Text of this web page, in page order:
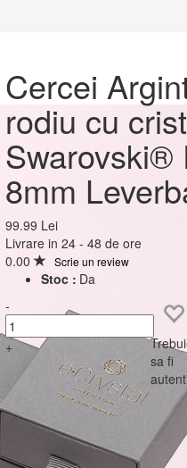
placat cu
Swarovski®
Cercei
rodiu cu
Swarovski®
8mm
99.99 Lei
Livrare in 24 - 48 de ore
0.00
Scrie un review
Stoc : Da
-
+
sa fi